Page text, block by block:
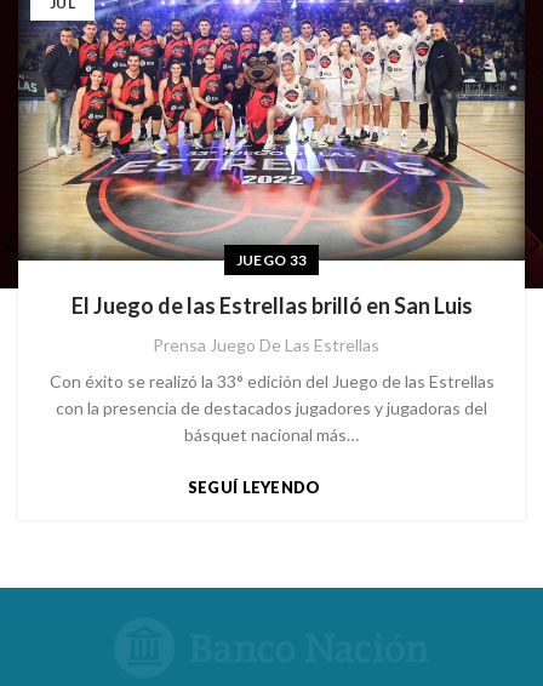
JUEGO 33
El Juego de las Estrellas brilló en San Luis
Prensa Juego De Las Estrellas
Con éxito se realizó la 33° edición del Juego de las Estrellas
con la presencia de destacados jugadores y jugadoras del
básquet nacional más…
SEGUÍ LEYENDO